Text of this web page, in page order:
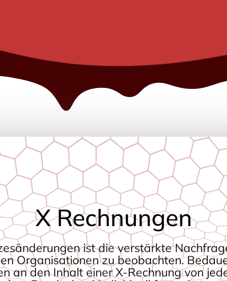
X Rechnungen
ist die verstärkte
Organisationen zu beobachten.
an den Inhalt einer X-Rechnung von